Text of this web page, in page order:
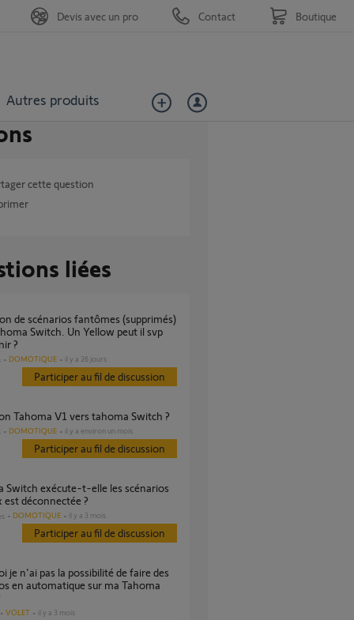
Autres produits
Devis avec un pro Contact Boutique
cette question
liées
Switch. Un Yellow peut il svp
?
DOMOTIQUE il y a 26 jours
Participer au fil de discussion
Tahoma V1 vers tahoma Switch ?
DOMOTIQUE il y a environ un mois
Participer au fil de discussion
est déconnectée ?
DOMOTIQUE il y a 3 mois
Participer au fil de discussion
en automatique sur ma Tahoma
VOLET il y a 3 mois